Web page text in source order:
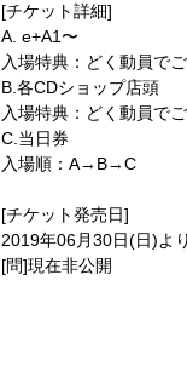
[チケット詳細]
A. e+A1〜
入場特典：どく動員で
B.各CDショップ店頭
入場特典：どく動員で
C.当日券
入場順：A→B→C
[チケット発売日]
2019年06月30日(日)よ
[問]現在非公開